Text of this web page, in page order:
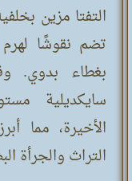
التفتا مزين
تضم نقوشًا
بغطاء بدوي.
الأخيرة، مما
التراث والجرأة